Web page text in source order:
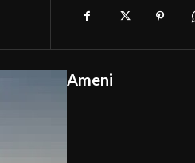
Ameni